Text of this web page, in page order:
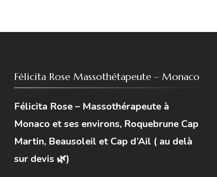
Félicita Rose Massothétapeute – Monaco
Félicita Rose – Massothérapeute à
Monaco et ses environs, Roquebrune Cap
Martin, Beausoleil et Cap d’Ail ( au delà
sur devis 🌿)